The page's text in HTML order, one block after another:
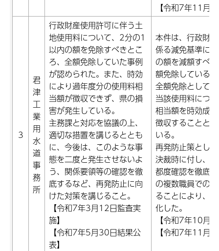
【令和7年11月
3
君
津
工
業
用
水
道
事
務
所
行政財産使用許可に伴う土
地使用料について、2分の1
以内の額を免除すべきとこ
ろ、全額免除していた事例
が認められた。また、時効
により過年度分の使用料相
当額が徴収できず、県の損
害が発生している。
主務課と対応を協議の上、
適切な措置を講じるととも
に、今後は、このような事
態を二度と発生させないよ
う、関係要領等の確認を徹
底するなど、再発防止に向
けた対策を講じること。
【令和7年3月12日監査実
施】
【令和7年5月30日結果公
表】
本件は、行政財
係る減免基準に
の額を減額すべ
額免除している
全額免除として
当該使用料につ
相当額を時効成
徴収することと
いる。
再発防止策とし
決裁時に付し、
都度確認を徹底
の複数職員での
ることにより、
化した。
【令和7年10月
【令和7年11月